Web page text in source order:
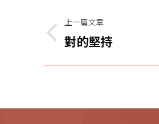
章
导
上一篇文章
上
章：
對的堅持